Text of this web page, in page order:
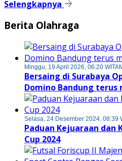
Selengkapnya
Berita Olahraga
Minggu, 19 April 2026, 06:20 WITA
Bersaing di Surabaya
Domino Bandung terus
Selasa, 24 Desember 2024, 08:39
Paduan Kejuaraan dan
Cup 2024